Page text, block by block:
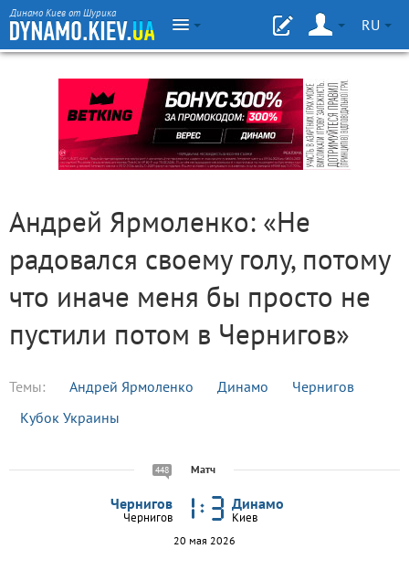
Динамо Киев от Шурика
RU
Андрей Ярмоленко: «Не
радовался своему голу, потому
что иначе меня бы просто не
пустили потом в Чернигов»
Темы: Андрей Ярмоленко Динамо
Чернигов
Кубок Украины
448 Матч
Чернигов
Чернигов
Динамо
Киев
20 мая 2026